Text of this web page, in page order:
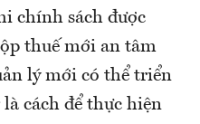
chính sách được
thuế mới an tâm
lý mới có thể triển
cách để thực hiện